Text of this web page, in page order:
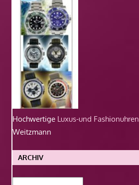
Hochwertige Luxus-und Fashionuhren
Weitzmann
ARCHIV